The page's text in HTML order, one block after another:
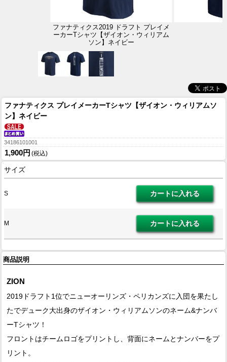
ファナティクス2019 ドラフト プレイメ
ーカーTシャツ【ザイオン・ウィリアム
ソン】ネイビー
ファナティクス プレイメーカーTシャツ【ザイオン・ウィリアムソ
ン】ネイビー
34186101001
1,900円 (税込)
サイズ
S
M
商品説明
ZION
2019ドラフト1位でニューオーリンズ・ペリカンズに入団を果たし
たでデューク大出身のザイオン・ウィリアムソンのネーム&ナンバ
ーTシャツ！
フロントはチームロゴをプリントし、背面にネームとナンバーをプ
リント。